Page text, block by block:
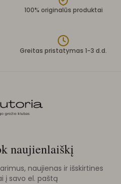
100% originalūs produktai
Greitas pristatymas 1-3 d.d.
naujienlaiškį
naujienas ir išskirtines
į savo el. paštą